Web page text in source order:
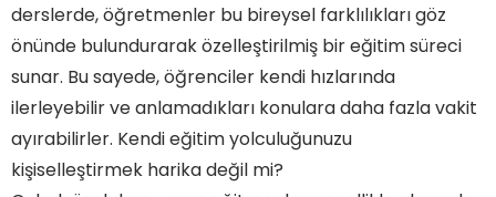
derslerde, öğretmenler bu bireysel farklılıkları göz
önünde bulundurarak özelleştirilmiş bir eğitim süreci
sunar. Bu sayede, öğrenciler kendi hızlarında
ilerleyebilir ve anlamadıkları konulara daha fazla vakit
ayırabilirler. Kendi eğitim yolculuğunuzu
kişiselleştirmek harika değil mi?